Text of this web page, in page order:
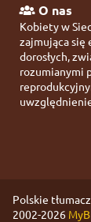
O nas
Kobiety w
zajmująca się
dorosłych,
rozumianymi
Polskie
2002-2026